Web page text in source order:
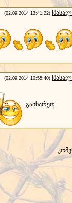
(02.09.2014 13:41:22) [
(02.09.2014 10:55:40) [
გაიხარეთ